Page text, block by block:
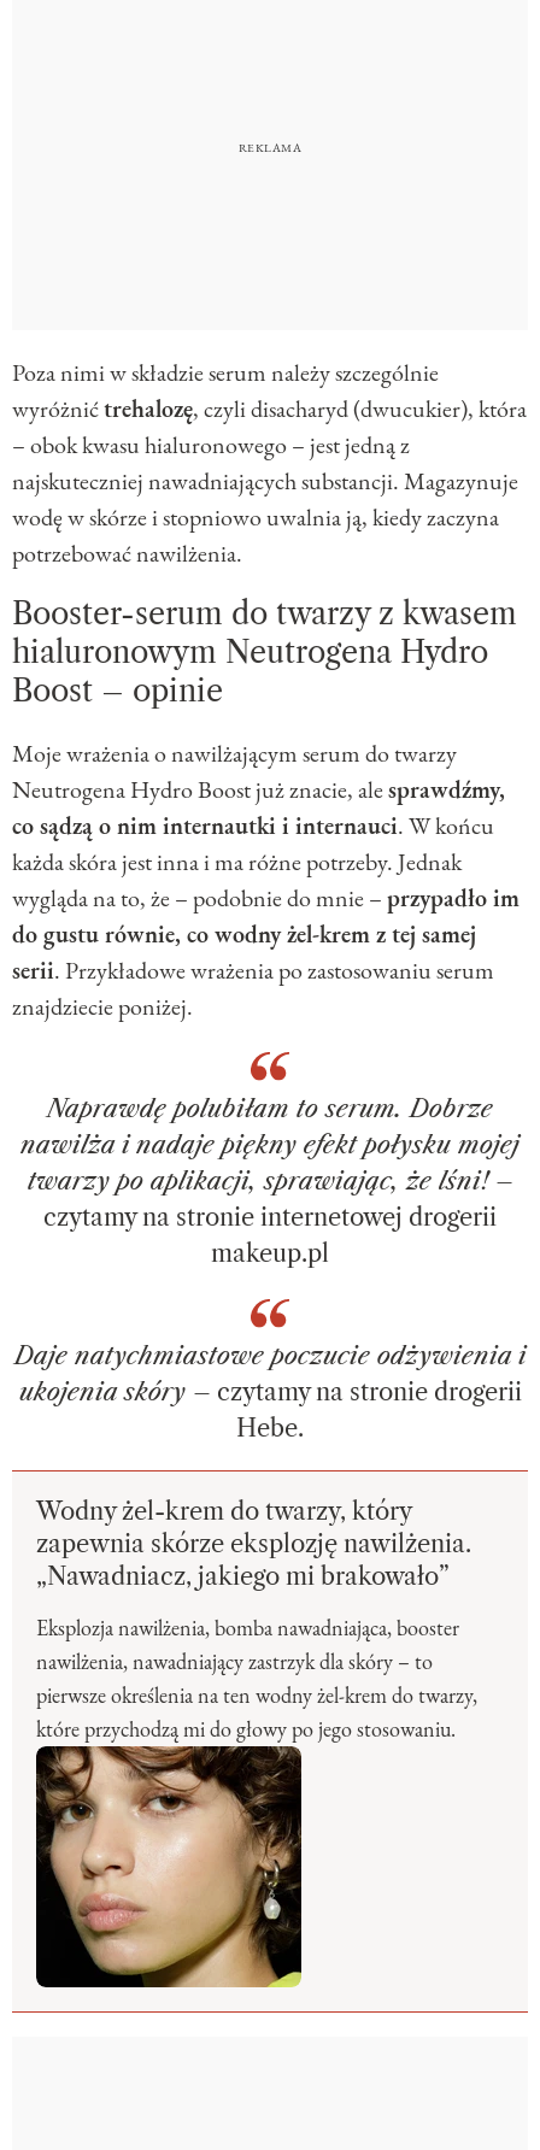
Poza nimi w składzie serum należy szczególnie
wyróżnićtrehalozę, czyli disacharyd (dwucukier), która
– obok kwasu hialuronowego – jest jedną z
najskuteczniej nawadniających substancji. Magazynuje
wodę w skórze i stopniowo uwalnia ją, kiedy zaczyna
potrzebować nawilżenia.
Booster-serum do twarzy z kwasem
hialuronowym Neutrogena Hydro
Boost – opinie
Moje wrażenia o nawilżającym serum do twarzy
Neutrogena Hydro Boost już znacie, alesprawdźmy,
co sądzą o nim internautki i internauci. W końcu
każda skóra jest inna i ma różne potrzeby. Jednak
wygląda na to, że – podobnie do mnie –przypadło im
do gustu równie, co wodny żel-krem z tej samej
serii. Przykładowe wrażenia po zastosowaniu serum
znajdziecie poniżej.
Naprawdę polubiłam to serum. Dobrze
nawilża i nadaje piękny efekt połysku mojej
twarzy po aplikacji, sprawiając, że lśni!–
czytamy na stronie internetowej drogerii
makeup.pl
Daje natychmiastowe poczucie odżywienia i
ukojenia skóry – czytamy na stronie drogerii
Hebe.
Wodny żel-krem do twarzy, który
zapewnia skórze eksplozję nawilżenia.
„Nawadniacz, jakiego mi brakowało”
Eksplozja nawilżenia, bomba nawadniająca, booster
nawilżenia, nawadniający zastrzyk dla skóry – to
pierwsze określenia na ten wodny żel-krem do twarzy,
które przychodzą mi do głowy po jego stosowaniu.